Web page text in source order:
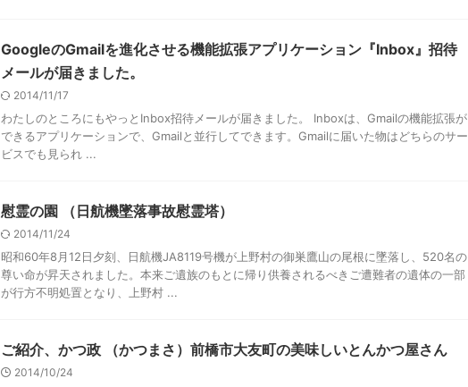
GoogleのGmailを進化させる機能拡張アプリケーション『Inbox』招待
メールが届きました。
2014/11/17
わたしのところにもやっとInbox招待メールが届きました。 Inboxは、Gmailの機能拡張が
できるアプリケーションで、Gmailと並行してできます。Gmailに届いた物はどちらのサー
ビスでも見られ ...
慰霊の園 （日航機墜落事故慰霊塔）
2014/11/24
昭和60年8月12日夕刻、日航機JA8119号機が上野村の御巣鷹山の尾根に墜落し、520名の
尊い命が昇天されました。本来ご遺族のもとに帰り供養されるべきご遭難者の遺体の一部
が行方不明処置となり、上野村 ...
ご紹介、かつ政 （かつまさ）前橋市大友町の美味しいとんかつ屋さん
2014/10/24